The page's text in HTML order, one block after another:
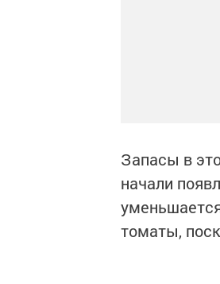
Запасы в
начали
томаты,